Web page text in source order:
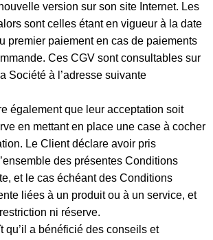
version sur son site Internet. Les
sont celles étant en vigueur à la date
premier paiement en cas de paiements
Ces CGV sont consultables sur
Société à l’adresse suivante
également que leur acceptation soit
en mettant en place une case à cocher
Le Client déclare avoir pris
des présentes Conditions
et le cas échéant des Conditions
liées à un produit ou à un service, et
ni réserve.
qu’il a bénéficié des conseils et